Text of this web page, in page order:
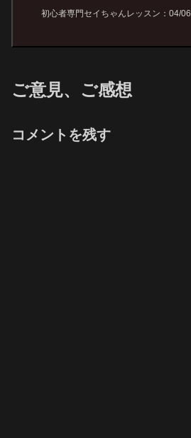
初心者専門セイちゃんレッスン：04/06
ご意見、ご感想
コメントを残す